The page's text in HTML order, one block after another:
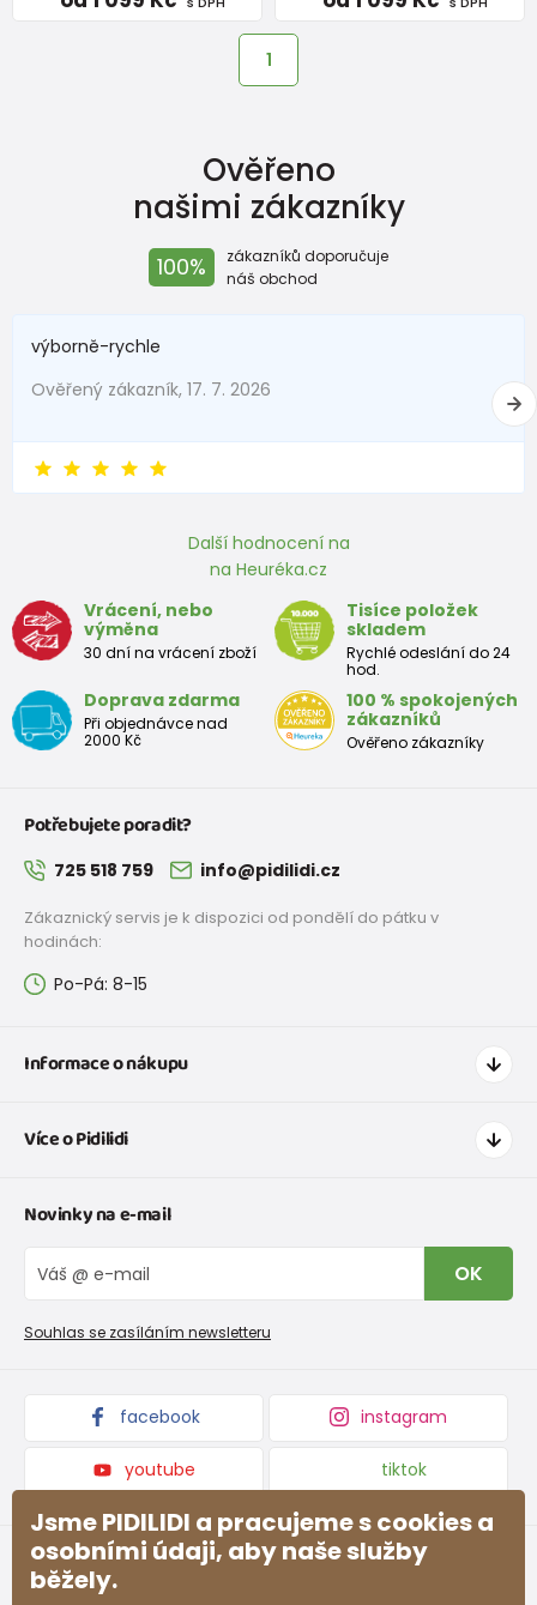
1
Ověřeno
našimi zákazníky
100%
zákazníků doporučuje
náš obchod
výborně-rychle
Ověřený zákazník, 17. 7. 2026
Další hodnocení na
na Heuréka.cz
Vrácení, nebo
výměna
30 dní na vrácení zboží
Tisíce položek
skladem
Rychlé odeslání do 24
hod.
Doprava zdarma
Při objednávce nad
2000 Kč
100 % spokojených
zákazníků
Ověřeno zákazníky
Potřebujete poradit?
725 518 759 info@pidilidi.cz
Zákaznický servis je k dispozici od pondělí do pátku v
hodinách:
Po-Pá: 8-15
Informace o nákupu
Doprava a platba
Tabulka velikostí obuvi
Vrácení zboží a reklamace
Reklamační řád
Více o Pidilidi
O nás
Velkoobchod PiDiLiDi
Affiliate program
Kolekce zboží
Novinky na e-mail
OK
Souhlas se zasíláním newsletteru
facebook instagram
youtube tiktok
Jsme PIDILIDI a pracujeme s cookies a
osobními údaji, aby naše služby
běžely.